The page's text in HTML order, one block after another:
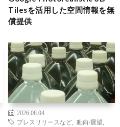
Tilesを活用した空間情報を無
償提供
2026.08.04
プレスリリースなど
動向/展望